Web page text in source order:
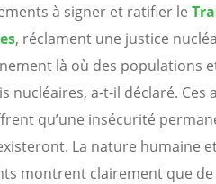
à signer et ratifier le
, réclament une justice
là où des populations
nucléaires, a-t-il déclaré.
qu’une insécurité
La nature humaine
montrent clairement que